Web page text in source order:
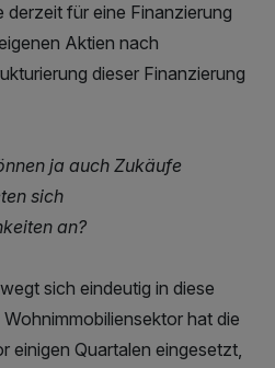
derzeit für eine Finanzierung
Aktien nach
dieser Finanzierung
ja auch Zukäufe
sich
an?
sich eindeutig in diese
hat die
einigen Quartalen eingesetzt,